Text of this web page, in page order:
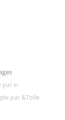
par e-
par &Toile